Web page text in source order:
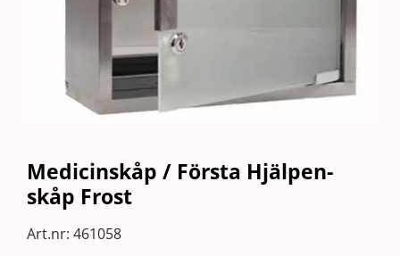
Medicinskåp / Första Hjälpen-
skåp Frost
Art.nr: 461058